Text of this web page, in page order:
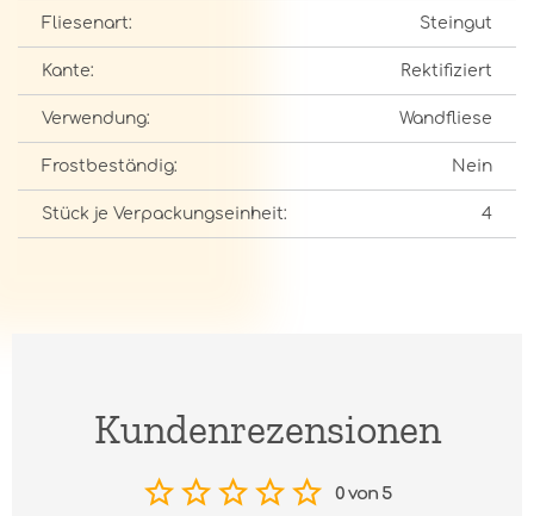
Fliesenart: Steingut
Kante: Rektifiziert
Verwendung: Wandfliese
Frostbeständig: Nein
Stück je Verpackungseinheit: 4
Kundenrezensionen
0 von 5